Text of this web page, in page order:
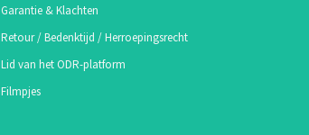
Garantie & Klachten
Retour / Bedenktijd / Herroepingsrecht
Lid van het ODR-platform
Filmpjes